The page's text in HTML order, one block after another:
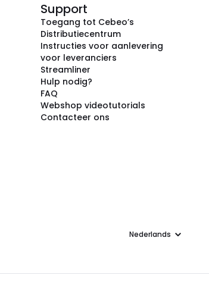
Support
Toegang tot Cebeo’s
Distributiecentrum
Instructies voor aanlevering
voor leveranciers
Streamliner
Hulp nodig?
FAQ
Webshop videotutorials
Contacteer ons
Taal